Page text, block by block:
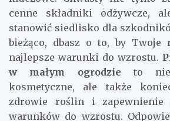
cenne składniki odżywcze,
stanowić siedlisko dla
bieżąco, dbasz o to, by Twoje
najlepsze warunki do wzrostu.
w małym ogrodzie to nie
kosmetyczne, ale także
zdrowie roślin i zapewnienie
warunków do wzrostu.